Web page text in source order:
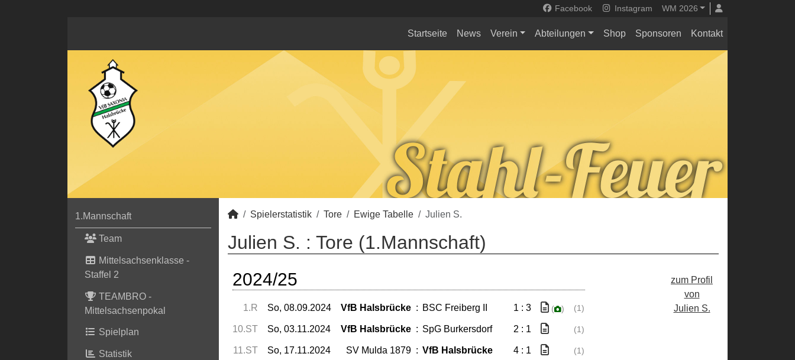
Facebook Instagram WM 2026
Startseite News Verein Abteilungen Shop Sponsoren Kontakt
1.Mannschaft
Team
Mittelsachsenklasse -
Staffel 2
TEAMBRO -
Mittelsachsenpokal
Spielplan
Statistik
Spielerstatistik Tore Ewige Tabelle Julien S.
Julien S. : Tore (1.Mannschaft)
zum Profil
von
Julien S.
2024/25
1.R So, 08.09.2024 VfB Halsbrücke : BSC Freiberg II 1 : 3 ( ) (1)
10.ST So, 03.11.2024 VfB Halsbrücke : SpG Burkersdorf 2 : 1 (1)
11.ST So, 17.11.2024 SV Mulda 1879 : VfB Halsbrücke 4 : 1 (1)